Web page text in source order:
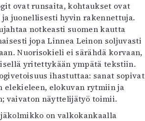
ovat runsaita, kohtaukset ovat
juonellisesti hyvin rakennettuja.
notkeasti suomen kautta
jopa Linnea Leinon soljuvasti
Nuorisokieli ei särähdä korvaan,
yritettykään ympätä tekstiin.
ihastuttaa: sanat sopivat
elekieleen, elokuvan rytmiin ja
vaivaton näyttelijätyö toimii.
on valkokankaalla